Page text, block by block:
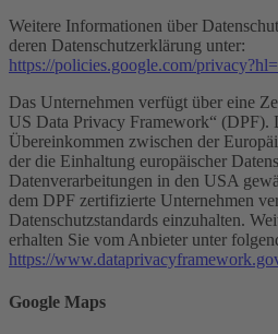
Weitere Informationen über
deren Datenschutzerklärung unter:
https://policies.google.com/
Das Unternehmen verfügt über eine
US Data Privacy Framework“ (DPF).
Übereinkommen zwischen der
der die Einhaltung europäischer
Datenverarbeitungen in den USA
dem DPF zertifizierte Unternehmen
Datenschutzstandards einzuhalten.
erhalten Sie vom Anbieter unter
https://
Google Maps